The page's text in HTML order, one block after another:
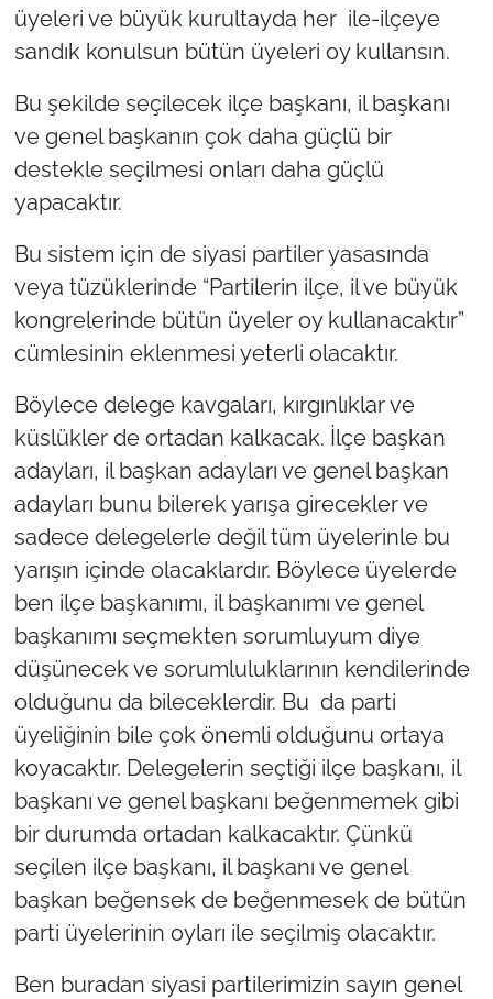
üyeleri ve büyük kurultayda her ile-ilçeye
sandık konulsun bütün üyeleri oy kullansın.
Bu şekilde seçilecek ilçe başkanı, il başkanı
ve genel başkanın çok daha güçlü bir
destekle seçilmesi onları daha güçlü
yapacaktır.
Bu sistem için de siyasi partiler yasasında
veya tüzüklerinde “Partilerin ilçe, il ve büyük
kongrelerinde bütün üyeler oy kullanacaktır”
cümlesinin eklenmesi yeterli olacaktır.
Böylece delege kavgaları, kırgınlıklar ve
küslükler de ortadan kalkacak. İlçe başkan
adayları, il başkan adayları ve genel başkan
adayları bunu bilerek yarışa girecekler ve
sadece delegelerle değil tüm üyelerinle bu
yarışın içinde olacaklardır. Böylece üyelerde
ben ilçe başkanımı, il başkanımı ve genel
başkanımı seçmekten sorumluyum diye
düşünecek ve sorumluluklarının kendilerinde
olduğunu da bileceklerdir. Bu da parti
üyeliğinin bile çok önemli olduğunu ortaya
koyacaktır. Delegelerin seçtiği ilçe başkanı, il
başkanı ve genel başkanı beğenmemek gibi
bir durumda ortadan kalkacaktır. Çünkü
seçilen ilçe başkanı, il başkanı ve genel
başkan beğensek de beğenmesek de bütün
parti üyelerinin oyları ile seçilmiş olacaktır.
Ben buradan siyasi partilerimizin sayın genel
Magazin
Bilim Teknoloji
English News
Canlı Maç
Finans
Genel-A
Gündem-Eğitim